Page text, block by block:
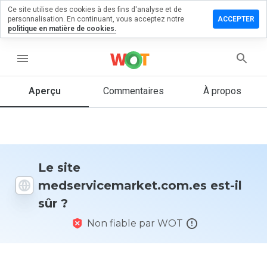
menu
Aperçu Commentaires À propos
Le site
medservicemarket.com.es est-il
sûr ?
Non fiable par WOT
commentaire
Quelle
donneriez-
Ce site utilise des cookies à des fins d'analyse et de
personnalisation. En continuant, vous acceptez notre
politique en matière de cookies.
ACCEPTER